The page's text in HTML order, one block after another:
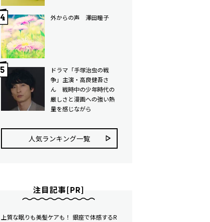
外からの声 澤田瞳子
ドラマ「手塚治虫の戦
争」主演・高良健吾さ
ん 戦時中の少年時代の
厳しさと漫画への強い熱
量を感じながら
人気ランキング⼀覧
注目記事[PR]
上質な眠りも美髪ケアも！ 銀座で体感するR